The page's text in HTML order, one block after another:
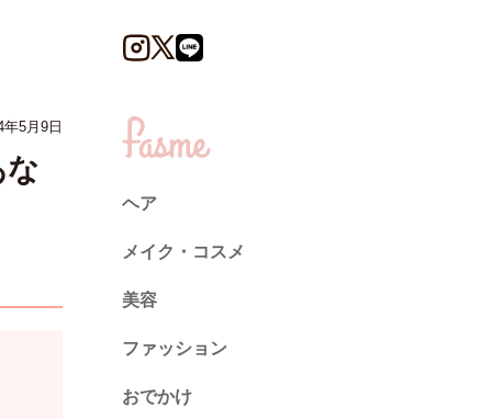
年5月9日
ヘア
メイク・コスメ
美容
ファッション
トレンド
おでかけ